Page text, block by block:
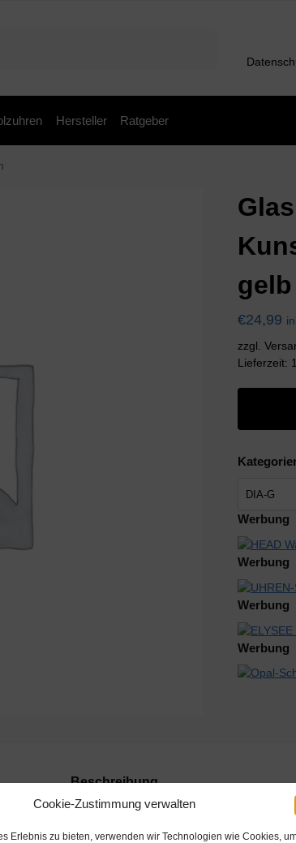
Cookie-Zustimmung verwalten
Erlebnis zu bieten, verwenden wir Technologien wie Cookies,
Hersteller Ratgeber
€24,99
zzgl.
Lieferzeit:
Werbung
Werbung
Werbung
Werbung
Beschreibung